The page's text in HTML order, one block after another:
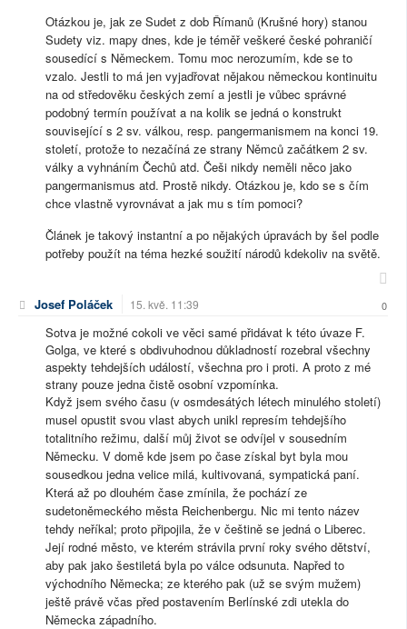
Otázkou je, jak ze Sudet z dob Římanů (Krušné hory) stanou
Sudety viz. mapy dnes, kde je téměř veškeré české pohraničí
sousedící s Německem. Tomu moc nerozumím, kde se to
vzalo. Jestli to má jen vyjadřovat nějakou německou kontinuitu
na od středověku českých zemí a jestli je vůbec správné
podobný termín používat a na kolik se jedná o konstrukt
související s 2 sv. válkou, resp. pangermanismem na konci 19.
století, protože to nezačíná ze strany Němců začátkem 2 sv.
války a vyhnáním Čechů atd. Češi nikdy neměli něco jako
pangermanismus atd. Prostě nikdy. Otázkou je, kdo se s čím
chce vlastně vyrovnávat a jak mu s tím pomoci?
Článek je takový instantní a po nějakých úpravách by šel podle
potřeby použít na téma hezké soužití národů kdekoliv na světě.
Josef Poláček 15. kvě. 11:39 0
Sotva je možné cokoli ve věci samé přidávat k této úvaze F.
Golga, ve které s obdivuhodnou důkladností rozebral všechny
aspekty tehdejších událostí, všechna pro i proti. A proto z mé
strany pouze jedna čistě osobní vzpomínka.
Když jsem svého času (v osmdesátých létech minulého století)
musel opustit svou vlast abych unikl represím tehdejšího
totalitního režimu, další můj život se odvíjel v sousedním
Německu. V domě kde jsem po čase získal byt byla mou
sousedkou jedna velice milá, kultivovaná, sympatická paní.
Která až po dlouhém čase zmínila, že pochází ze
sudetoněmeckého města Reichenbergu. Nic mi tento název
tehdy neříkal; proto připojila, že v češtině se jedná o Liberec.
Její rodné město, ve kterém strávila první roky svého dětství,
aby pak jako šestiletá byla po válce odsunuta. Napřed to
východního Německa; ze kterého pak (už se svým mužem)
ještě právě včas před postavením Berlínské zdi utekla do
Německa západního.